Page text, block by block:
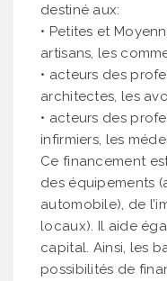
destiné aux:
• Petites et
artisans, les
• acteurs des
architectes, les
• acteurs des
infirmiers, les
Ce financement
des équipements
automobile), de
locaux). Il aide
capital. Ainsi, les
possibilités de